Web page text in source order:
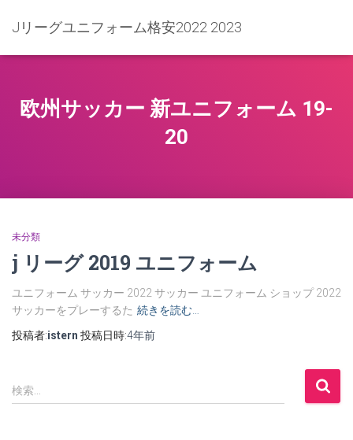
Jリーグユニフォーム格安2022 2023
欧州サッカー 新ユニフォーム 19-
20
未分類
j リーグ 2019 ユニフォーム
ユニフォーム サッカー 2022 サッカー ユニフォーム ショップ 2022
サッカーをプレーするた 続きを読む…
投稿者:istern 投稿日時:4年前
検
索
検索…